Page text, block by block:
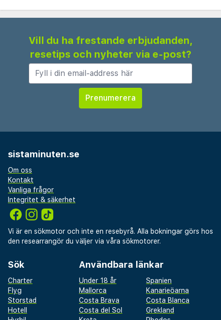
Vill du ha frestande erbjudanden,
resetips och nyheter via e-post?
sistaminuten.se
Om oss
Kontakt
Vanliga frågor
Integritet & säkerhet
Vi är en sökmotor och inte en resebyrå. Alla bokningar görs hos
den researrangör du väljer via våra sökmotorer.
Sök
Charter
Flyg
Storstad
Hotell
Användbara länkar
Under 18 år
Spanien
Mallorca
Kanarieöarna
Costa Brava
Costa Blanca
Costa del Sol
Grekland